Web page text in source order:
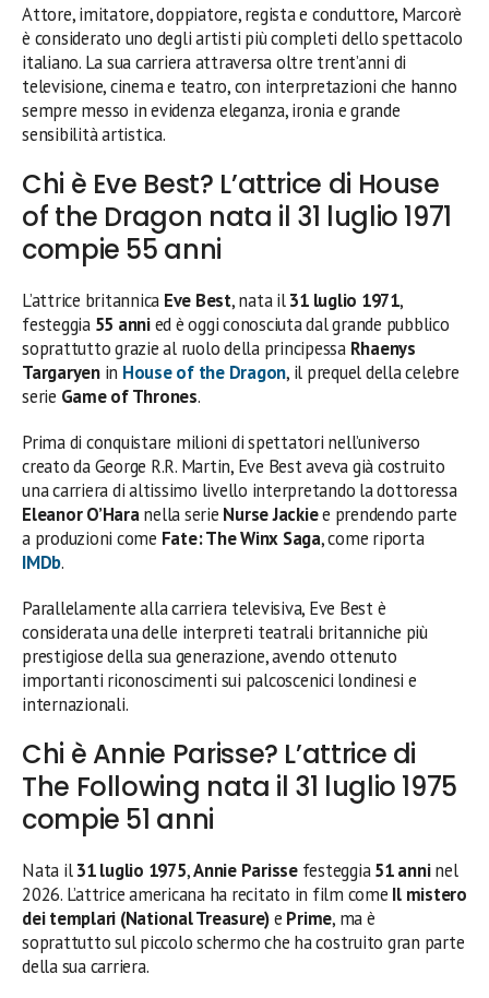
Attore, imitatore, doppiatore, regista e conduttore, Marcorè
è considerato uno degli artisti più completi dello spettacolo
italiano. La sua carriera attraversa oltre trent’anni di
televisione, cinema e teatro, con interpretazioni che hanno
sempre messo in evidenza eleganza, ironia e grande
sensibilità artistica.
Chi è Eve Best? L’attrice di House
of the Dragon nata il 31 luglio 1971
compie 55 anni
L’attrice britannica Eve Best, nata il31 luglio 1971,
festeggia 55 annied è oggi conosciuta dal grande pubblico
soprattutto grazie al ruolo della principessa Rhaenys
Targaryenin House of the Dragon, il prequel della celebre
serie Game of Thrones.
Prima di conquistare milioni di spettatori nell’universo
creato da George R.R. Martin, Eve Best aveva già costruito
una carriera di altissimo livello interpretando la dottoressa
Eleanor O’Haranella serie Nurse Jackiee prendendo parte
a produzioni come Fate: The Winx Saga, come riporta
IMDb.
Parallelamente alla carriera televisiva, Eve Best è
considerata una delle interpreti teatrali britanniche più
prestigiose della sua generazione, avendo ottenuto
importanti riconoscimenti sui palcoscenici londinesi e
internazionali.
Chi è Annie Parisse? L’attrice di
The Following nata il 31 luglio 1975
compie 51 anni
Nata il31 luglio 1975,Annie Parissefesteggia51 anninel
2026. L’attrice americana ha recitato in film come Il mistero
dei templari (National Treasure)e Prime, ma è
soprattutto sul piccolo schermo che ha costruito gran parte
della sua carriera.